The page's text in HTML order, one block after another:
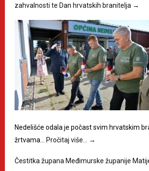
zahvalnosti te Dan hrvatskih branitelja →
Nedelišće odala je počast svim hrvatskim
žrtvama…
Pročitaj više… →
Čestitka župana Međimurske županije